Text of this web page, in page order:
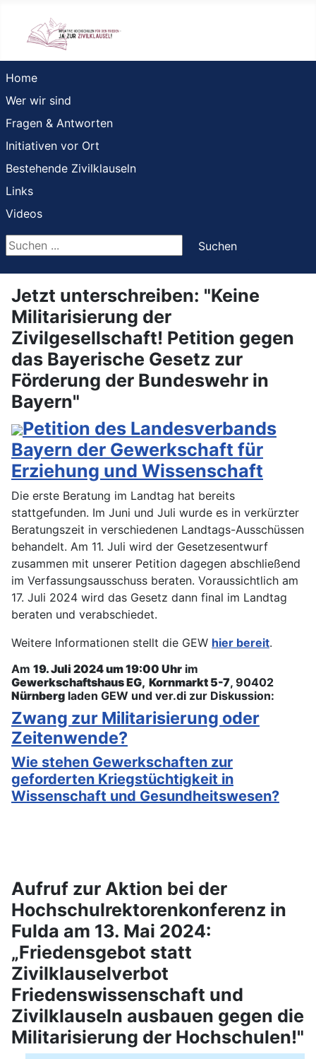
Home
Wer wir sind
Fragen & Antworten
Initiativen vor Ort
Bestehende Zivilklauseln
Links
Videos
Suchen ...
Suchen
Jetzt unterschreiben: "Keine
Militarisierung der
Zivilgesellschaft! Petition gegen
das Bayerische Gesetz zur
Förderung der Bundeswehr in
Bayern"
Petition des Landesverbands
Bayern der Gewerkschaft für
Erziehung und Wissenschaft
Die erste Beratung im Landtag hat bereits
stattgefunden. Im Juni und Juli wurde es in verkürzter
Beratungszeit in verschiedenen Landtags-Ausschüssen
behandelt. Am 11. Juli wird der Gesetzesentwurf
zusammen mit unserer Petition dagegen abschließend
im Verfassungsausschuss beraten. Voraussichtlich am
17. Juli 2024 wird das Gesetz dann final im Landtag
beraten und verabschiedet.
Weitere Informationen stellt die GEW hier bereit.
Am 19. Juli 2024 um 19:00 Uhr im
Gewerkschaftshaus EG, Kornmarkt 5-7, 90402
Nürnberg laden GEW und ver.di zur Diskussion:
Zwang zur Militarisierung oder
Zeitenwende?
Wie stehen Gewerkschaften zur
geforderten Kriegstüchtigkeit in
Wissenschaft und Gesundheitswesen?
Aufruf zur Aktion bei der
Hochschulrektorenkonferenz in
Fulda am 13. Mai 2024:
„Friedensgebot statt
Zivilklauselverbot
Friedenswissenschaft und
Zivilklauseln ausbauen gegen die
Militarisierung der Hochschulen!"